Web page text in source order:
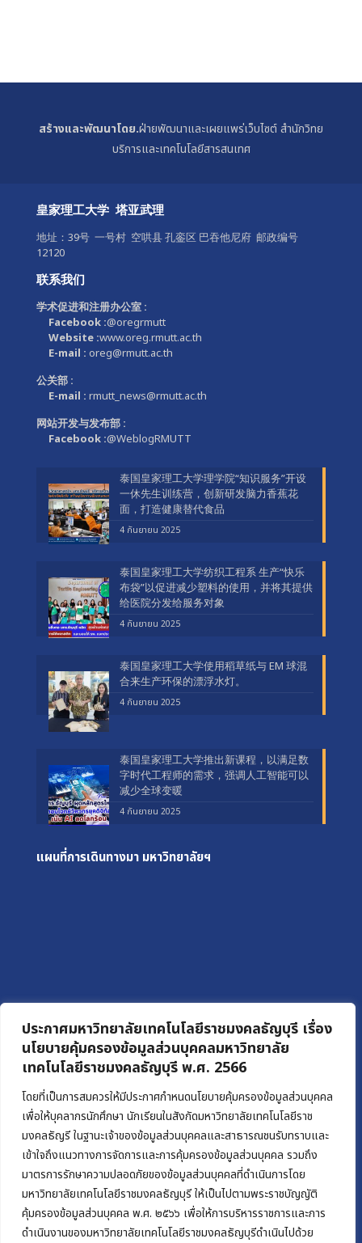
ประกาศมหาวิทยาลัยเทคโนโลยีราชมงคลธัญบุรี เรื่อง
นโยบายคุ้มครองข้อมูลส่วนบุคคลมหาวิทยาลัย
เทคโนโลยีราชมงคลธัญบุรี พ.ศ. 2566
โดยที่เป็นการสมควรให้มีประกาศกำหนดนโยบายคุ้มครองข้อมูลส่วนบุคคล
เพื่อให้บุคลากรนักศึกษา นักเรียนในสังกัดมหาวิทยาลัยเทคโนโลยีราช
มงคลธัญรี ในฐานะเจ้าของข้อมูลส่วนบุคคลและสาธารณชนรับทราบและ
เข้าใจถึงแนวทางการจัดการและการคุ้มครองข้อมูลส่วนบุคคล รวมถึง
มาตรการรักษาความปลอดภัยของข้อมูลส่วนบุคคลที่ดำเนินการโดย
มหาวิทยาลัยเทคโนโลยีราชมงคลธัญบุรี ให้เป็นไปตามพระราชบัญญัติ
คุ้มครองข้อมูลส่วนบุคคล พ.ศ. ๒๕๖๖ เพื่อให้การบริหารราชการและการ
ดำเนินงานของมหาวิทยาลัยเทคโนโลยีราชมงคลธัญบุรีดำเนินไปด้วย
สร้างและพัฒนาโดย.ฝ่ายพัฒนาและเผยแพร่เว็บไซต์ สำนักวิทย
บริการและเทคโนโลยีสารสนเทศ
皇家理工大学 塔亚武理
地址：39号 一号村 空哄县 孔銮区 巴吞他尼府 邮政编号
12120
联系我们
学术促进和注册办公室 :
Facebook :@oregrmutt
Website :www.oreg.rmutt.ac.th
E-mail : oreg@rmutt.ac.th
公关部 :
E-mail : rmutt_news@rmutt.ac.th
网站开发与发布部 :
Facebook :@WeblogRMUTT
泰国皇家理工大学理学院“知识服务”开设
一休先生训练营，创新研发脑力香蕉花
面，打造健康替代食品
4 กันยายน 2025
泰国皇家理工大学纺织工程系 生产“快乐
布袋”以促进减少塑料的使用，并将其提供
给医院分发给服务对象
4 กันยายน 2025
泰国皇家理工大学使用稻草纸与 EM 球混
合来生产环保的漂浮水灯。
4 กันยายน 2025
泰国皇家理工大学推出新课程，以满足数
字时代工程师的需求，强调人工智能可以
减少全球变暖
4 กันยายน 2025
แผนที่การเดินทางมา มหาวิทยาลัยฯ